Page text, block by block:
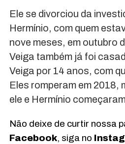
Ele se divorciou da
Hermínio, com quem
nove meses, em outubro
Veiga também já foi
Veiga por 14 anos, com
Eles romperam em 2018,
ele e Hermínio
Não deixe de curtir nossa
Facebook, siga no